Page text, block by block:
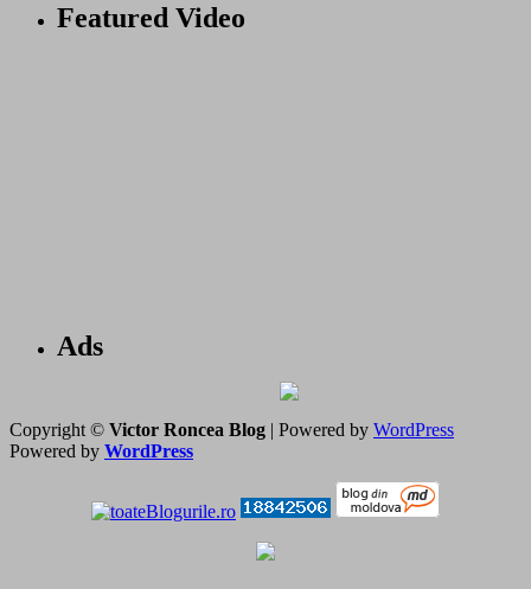
Featured Video
Ads
Copyright © Victor Roncea Blog | Powered by WordPress
Powered by WordPress